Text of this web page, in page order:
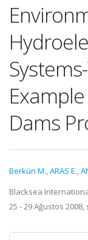
Dams
Berkün M.,ARAS E.,
Blacksea
25 - 29 Ağustos